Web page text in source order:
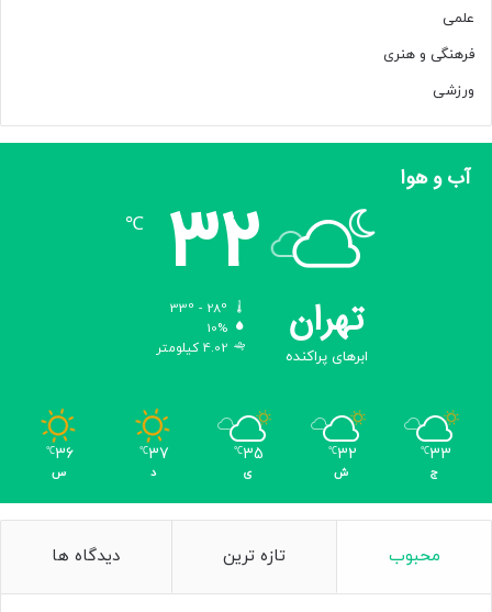
علمی
فرهنگی و هنری
ورزشی
آب و هوا
تهران
ابرهای پراکنده
32
℃
10%
4.02 کیلومتر
33
℃
ج
32
℃
ش
35
℃
ی
37
℃
د
36
℃
س
محبوب تازه ترین دیدگاه ها